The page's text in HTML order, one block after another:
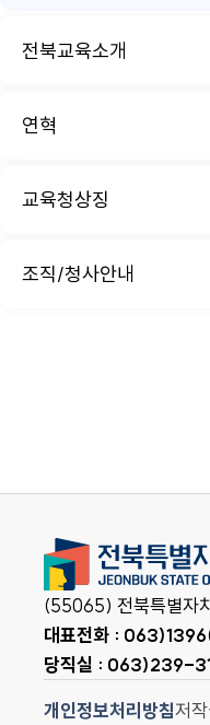
전북교육소개
연혁
교육청상징
조직/청사안내
(55065) 전북특별자
대표전화 : 063)1396
당직실 : 063)239-
개인정보처리방침저